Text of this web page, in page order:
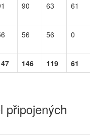
90 63 61
56 56 0
146 119 61
připojených